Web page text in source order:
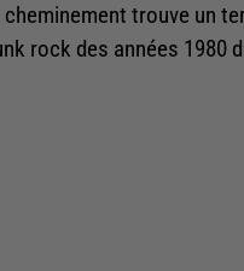
trouve un
rock des années 1980